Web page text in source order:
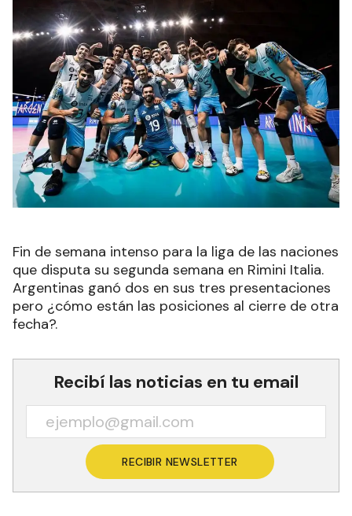
Fin de semana intenso para la liga de las naciones
que disputa su segunda semana en Rimini Italia.
Argentinas ganó dos en sus tres presentaciones
pero ¿cómo están las posiciones al cierre de otra
fecha?.
Recibí las noticias en tu email
RECIBIR NEWSLETTER